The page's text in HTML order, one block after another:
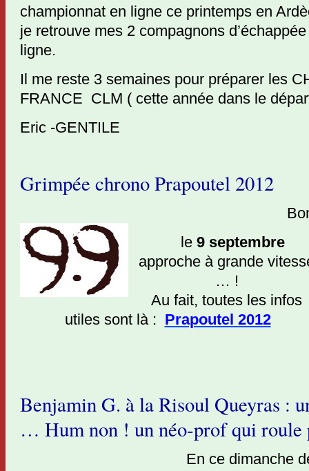
championnat en ligne ce printemps en
je retrouve mes 2 compagnons
ligne.
Il me reste 3 semaines pour préparer les
FRANCE CLM ( cette année dans le
Eric -GENTILE
Grimpée chrono Prapoutel 2012
Bonjour à
le 9 septembre
approche à grande
… !
Au fait, toutes les infos
utiles sont là : Prapoutel 2012
Benjamin G. à la Risoul Queyras :
… Hum non ! un néo-prof qui
En ce dimanche